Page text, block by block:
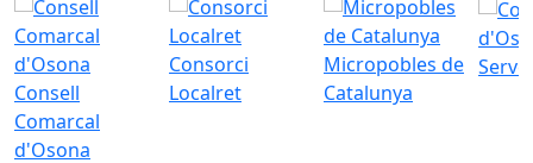
Consell
Comarcal
d'Osona
Consorci
Localret
Micropobles de
Catalunya